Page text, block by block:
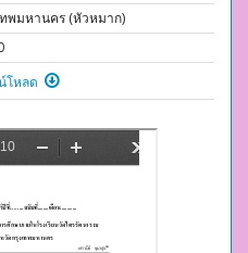
ทพมหานคร (หัวหมาก)
โหลด